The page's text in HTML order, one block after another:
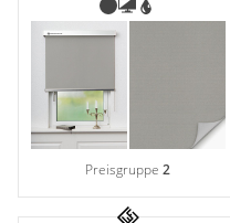
Preisgruppe2